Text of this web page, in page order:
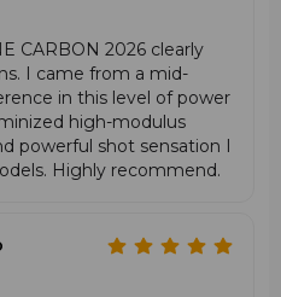
CARBON 2026 clearly
I came from a mid-
in this level of power
high-modulus
powerful shot sensation I
Highly recommend.